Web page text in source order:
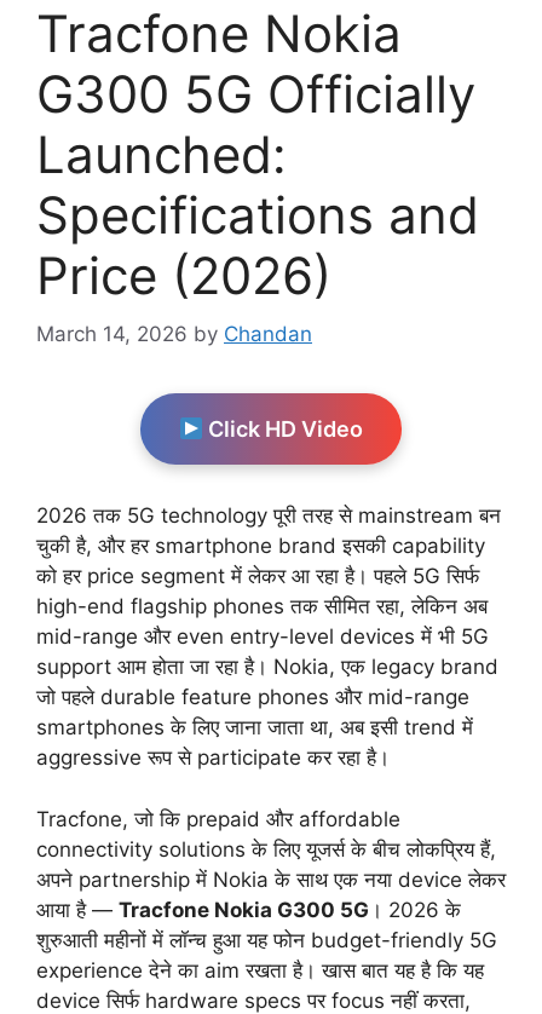
Tracfone Nokia
G300 5G Officially
Launched:
Specifications and
Price (2026)
March 14, 2026 by Chandan
Click HD Video
2026 तक 5G technology पूरी तरह से mainstream बन
चुकी है, और हर smartphone brand इसकी capability
को हर price segment में लेकर आ रहा है। पहले 5G सिर्फ
high-end flagship phones तक सीमित रहा, लेकिन अब
mid-range और even entry-level devices में भी 5G
support आम होता जा रहा है। Nokia, एक legacy brand
जो पहले durable feature phones और mid-range
smartphones के लिए जाना जाता था, अब इसी trend में
aggressive रूप से participate कर रहा है।
Tracfone, जो कि prepaid और affordable
connectivity solutions के लिए यूजर्स के बीच लोकप्रिय हैं,
अपने partnership में Nokia के साथ एक नया device लेकर
आया है — Tracfone Nokia G300 5G । 2026 के
शुरुआती महीनों में लॉन्च हुआ यह फोन budget-friendly 5G
experience देने का aim रखता है। खास बात यह है कि यह
device सिर्फ hardware specs पर focus नहीं करता,